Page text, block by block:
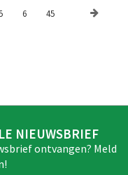
6 45
NIEUWSBRIEF
ontvangen? Meld